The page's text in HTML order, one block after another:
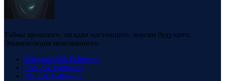
Тайны прошлого, загадки настоящего, версии будущего.
Энциклопедия непознанного.
Telegram 88k Followers
RSS 23k Followers
VK 23k Followers